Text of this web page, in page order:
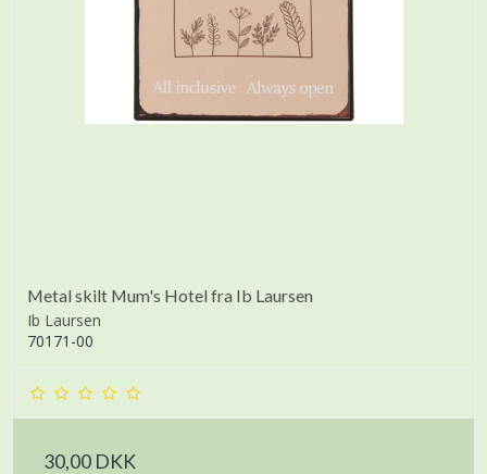
Metal skilt Mum's Hotel fra Ib Laursen
Ib Laursen
70171-00
30,00 DKK